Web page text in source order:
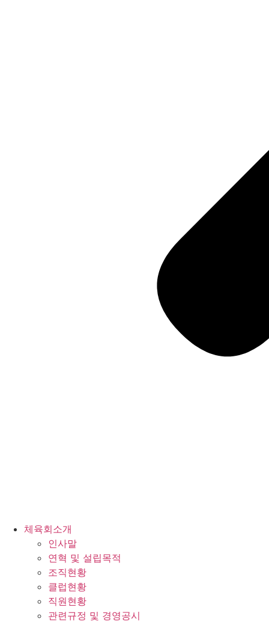
체육회소개
인사말
연혁 및 설립목적
조직현황
클럽현황
직원현황
관련규정 및 경영공시